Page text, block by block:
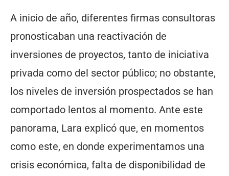
A inicio de año, diferentes firmas consultoras
pronosticaban una reactivación de
inversiones de proyectos, tanto de iniciativa
privada como del sector público; no obstante,
los niveles de inversión prospectados se han
comportado lentos al momento. Ante este
panorama, Lara explicó que, en momentos
como este, en donde experimentamos una
crisis económica, falta de disponibilidad de